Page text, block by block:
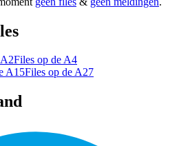
Files op de A4
A15Files op de A27